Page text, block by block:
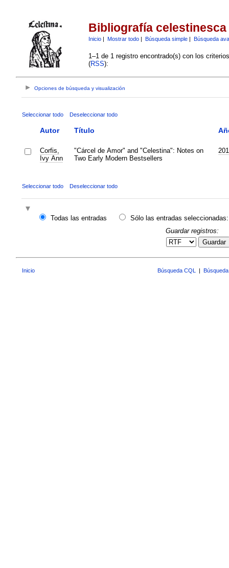
Bibliografía celestinesca
Inicio| Mostrar todo| Búsqueda simple| Búsqueda
1–1 de 1 registro encontrado(s) con los
(RSS):
Opciones de búsqueda y visualización
Seleccionar todo Deseleccionar todo
Autor Título
Corfis,
Ivy Ann
"Cárcel de Amor" and "Celestina": Notes on
Two Early Modern Bestsellers
Seleccionar todo Deseleccionar todo
Todas las entradas
Sólo las entradas seleccionadas:
Guardar registros:
Guardar
Inicio Búsqueda CQL